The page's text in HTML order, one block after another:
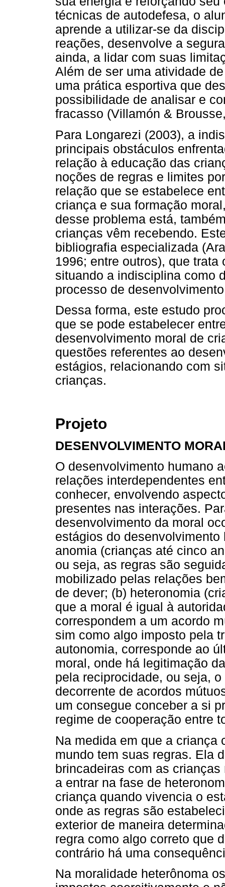
técnicas de autodefesa, o
aprende a utilizar-se da
reações, desenvolve a
ainda, a lidar com suas
Além de ser uma atividade
uma prática esportiva que
possibilidade de analisar e
fracasso (Villamón &
Para Longarezi (2003), a
principais obstáculos
relação à educação das
noções de regras e limites
relação que se estabelece
criança e sua formação
desse problema está,
crianças vêm recebendo.
bibliografia especializada
1996; entre outros), que
situando a indisciplina como
processo de
Dessa forma, este estudo
que se pode estabelecer
desenvolvimento moral de
questões referentes ao
estágios, relacionando com
crianças.
Projeto
DESENVOLVIMENTO
O desenvolvimento humano
relações interdependentes
conhecer, envolvendo
presentes nas interações.
desenvolvimento da moral
estágios do
anomia (crianças até cinco
ou seja, as regras são
mobilizado pelas relações
de dever; (b) heteronomia
que a moral é igual à
correspondem a um acordo
sim como algo imposto pela
autonomia, corresponde ao
moral, onde há legitimação
pela reciprocidade, ou seja,
decorrente de acordos
um consegue conceber a si
regime de cooperação entre
Na medida em que a criança
mundo tem suas regras. Ela
brincadeiras com as
a entrar na fase de
criança quando vivencia o
onde as regras são
exterior de maneira
regra como algo correto que
contrário há uma
Na moralidade heterônoma